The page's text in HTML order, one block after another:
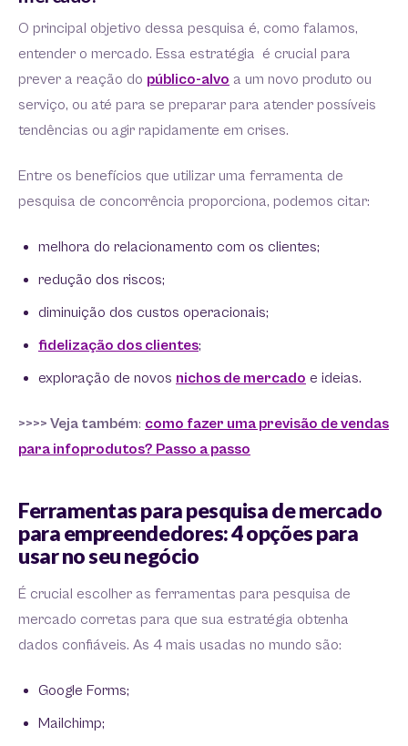
O principal objetivo dessa pesquisa é, como falamos,
entender o mercado. Essa estratégia é crucial para
prever a reação do público-alvo a um novo produto ou
serviço, ou até para se preparar para atender possíveis
tendências ou agir rapidamente em crises.
Entre os benefícios que utilizar uma ferramenta de
pesquisa de concorrência proporciona, podemos citar:
melhora do relacionamento com os clientes;
redução dos riscos;
diminuição dos custos operacionais;
fidelização dos clientes;
exploração de novos nichos de mercado e ideias.
>>>> Veja também: como fazer uma previsão de vendas
para infoprodutos? Passo a passo
Ferramentas para pesquisa de mercado
para empreendedores: 4 opções para
usar no seu negócio
É crucial escolher as ferramentas para pesquisa de
mercado corretas para que sua estratégia obtenha
dados confiáveis. As 4 mais usadas no mundo são:
Google Forms;
Mailchimp;